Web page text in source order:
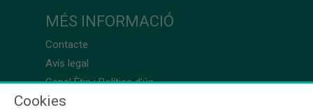
MÉS INFORMACIÓ
Contacte
Avís legal
Canal Ètic i Política d’ús
Cookies